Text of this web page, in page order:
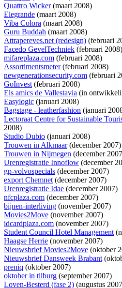
Quattro Wicker(maart 2008)
Elegrande (maart 2008)
Viba Colora (maart 2008)
Guru Buddah (maart 2008)
Attrapereves.net (redesign) (februari
Facedo GevelTechniek (februari 2008)
mifareplaza.com (februari 2008)
Assortimentsmeter(februari 2008)
newgenerationsecurity.com (februari
GoInvest(februari 2008)
Els amics de Vallestavia (in
Easylogic (januari 2008)
Bagstage - leatherfashion (januari
Lectoraat Centre for Sustainable
2008)
Studio Dubio (januari 2008)
Trouwen in Alkmaar(december 2007)
Trouwen in Nijmegen (december
Urenregistratie Innoflow (december
gp-volvospecials (december 2007)
export Chemnet(december 2007)
Urenregistratie Idae (december 2007)
nfcplaza.com (december 2007)
bijnen-interliving (november 2007)
Movies2Move (november 2007)
idcardplaza.com (november 2007)
Student Council Hotel Management
Haagse Herrie (november 2007)
Nieuwsbrief Movies2Move (oktober
Nieuwsbrief Dansweek Brabant
preniq (oktober 2007)
oktober in tilburg (september 2007)
Loven-Besterd (fase 2) (augustus